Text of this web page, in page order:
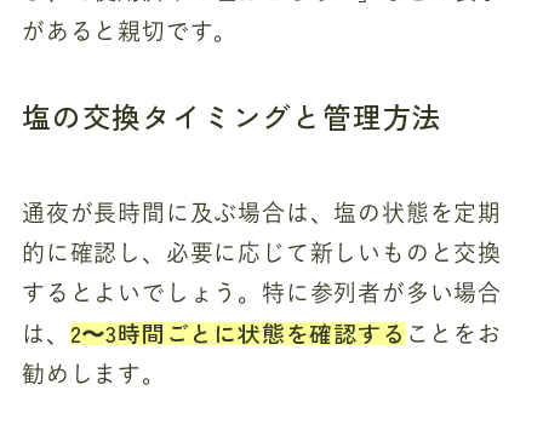
があると親切です。
塩の交換タイミングと管理方法
通夜が長時間に及ぶ場合は、塩の状態を定期
的に確認し、必要に応じて新しいものと交換
するとよいでしょう。特に参列者が多い場合
は、 2〜3時間ごとに状態を確認することをお
勧めします。